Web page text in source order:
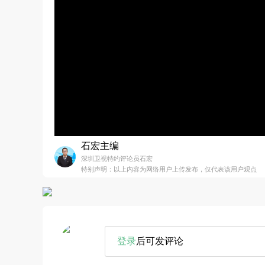
石宏主编
深圳卫视特约评论员石宏
特别声明：以上内容为网络用户上传发布，仅代表该用户观点
登录后可发评论